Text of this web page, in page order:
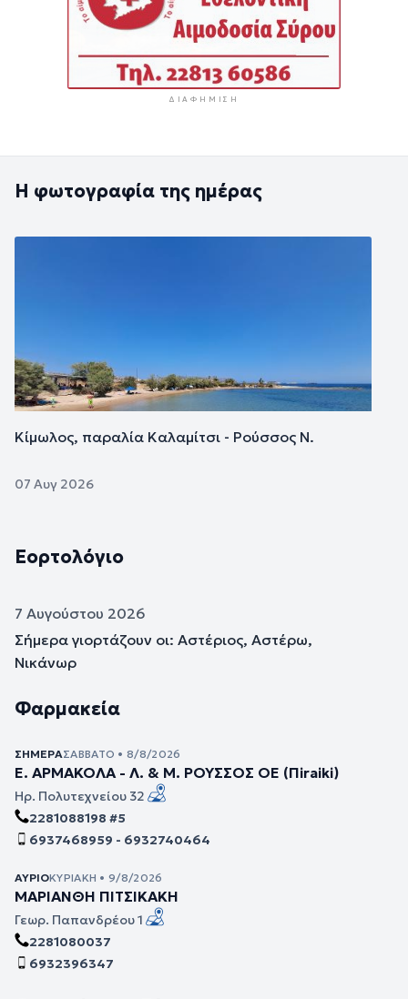
ΔΙΑΦΉΜΙΣΗ
Η φωτογραφία της ημέρας
Κίμωλος, παραλία Καλαμίτσι - Ρούσσος Ν.
07 Αυγ 2026
Εορτολόγιο
7 Αυγούστου 2026
Σήμερα γιορτάζουν οι: Αστέριος, Αστέρω,
Νικάνωρ
Φαρμακεία
ΣΉΜΕΡΑΣΆΒΒΑΤΟ • 8/8/2026
Ε. ΑΡΜΑΚΟΛΑ - Λ. & Μ. ΡΟΥΣΣΟΣ ΟΕ (Πiraiki)
Ηρ. Πολυτεχνείου 32
2281088198 #5
6937468959 - 6932740464
ΑΎΡΙΟΚΥΡΙΑΚΉ • 9/8/2026
ΜΑΡΙΑΝΘΗ ΠΙΤΣΙΚΑΚΗ
Γεωρ. Παπανδρέου 1
2281080037
6932396347